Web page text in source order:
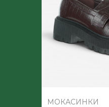
МОКАСИНКИ